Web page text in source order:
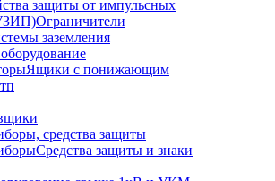
защиты от импульсных
Ограничители
заземления
Ящики с понижающим
средства защиты
Средства защиты и знаки